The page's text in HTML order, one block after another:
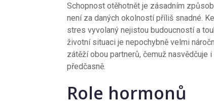
Schopnost otěhotnět je zásadním
není za daných okolností příliš snadné.
stres vyvolaný nejistou budoucností a
životní situaci je nepochybně velmi
zátěží obou partnerů, čemuž
předčasně.
Role hormonů